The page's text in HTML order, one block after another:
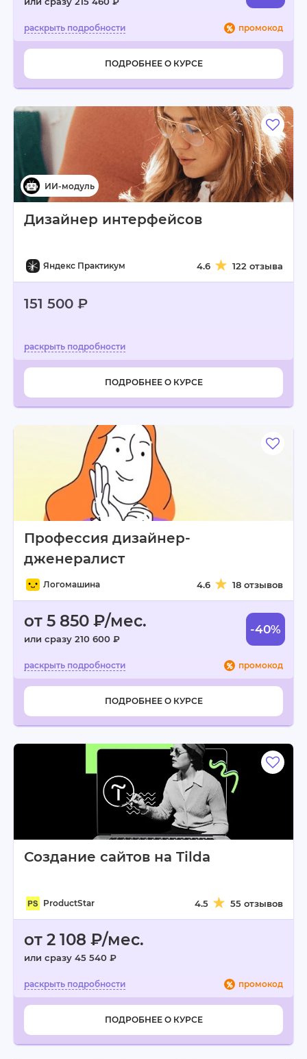
промокод
ПОДРОБНЕЕ О КУРСЕ
Дизайнер интерфейсов
Яндекс Практикум 4.6 122 отзыва
151 500 ₽
ПОДРОБНЕЕ О КУРСЕ
Профессия дизайнер-
дженералист
Логомашина 4.6 18 отзывов
от 5 850 ₽/мес.
или сразу 210 600 ₽
-40%
промокод
ПОДРОБНЕЕ О КУРСЕ
Создание сайтов на Tilda
ProductStar 4.5 55 отзывов
от 2 108 ₽/мес.
или сразу 45 540 ₽
промокод
ПОДРОБНЕЕ О КУРСЕ